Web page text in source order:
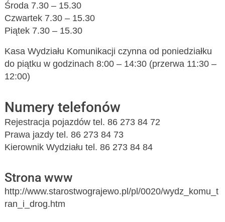
Środa 7.30 – 15.30
Czwartek 7.30 – 15.30
Piątek 7.30 – 15.30
Kasa Wydziału Komunikacji czynna od poniedziałku
do piątku w godzinach 8:00 – 14:30 (przerwa 11:30 –
12:00)
Numery telefonów
Rejestracja pojazdów tel. 86 273 84 72
Prawa jazdy tel. 86 273 84 73
Kierownik Wydziału tel. 86 273 84 84
Strona www
http://www.starostwograjewo.pl/pl/0020/wydz_komu_t
ran_i_drog.htm